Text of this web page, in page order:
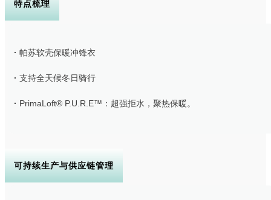
特点梳理
· 帕苏软壳保暖冲锋衣
· 支持全天候冬日骑行
· PrimaLoft® P.U.R.E™：超强拒水，聚热保暖。
增加袖长，保护手背，在袖口和下摆加入反光条设计。
可持续生产与供应链管理